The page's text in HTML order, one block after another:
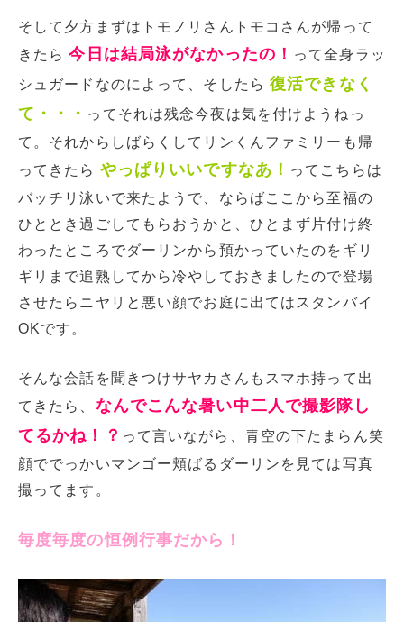
そして夕方まずはトモノリさんトモコさんが帰って
きたら今日は結局泳がなかったの！ って全身ラッ
シュガードなのによって、そしたら復活できなく
て・・・ ってそれは残念今夜は気を付けようねっ
て。それからしばらくしてリンくんファミリーも帰
ってきたら やっぱりいいですなあ！ ってこちらは
バッチリ泳いで来たようで、ならばここから至福の
ひととき過ごしてもらおうかと、ひとまず片付け終
わったところでダーリンから預かっていたのをギリ
ギリまで追熟してから冷やしておきましたので登場
させたらニヤリと悪い顔でお庭に出てはスタンバイ
OKです。
そんな会話を聞きつけサヤカさんもスマホ持って出
てきたら、 なんでこんな暑い中二人で撮影隊し
てるかね！？ って言いながら、青空の下たまらん笑
顔ででっかいマンゴー頬ばるダーリンを見ては写真
撮ってます。
毎度毎度の恒例行事だから！